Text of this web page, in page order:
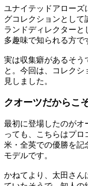
ユナイテッドアローズ
グコレクションとして
ランドディレクターと
多趣味で知られる方で
実は収集癖があるそう
と。今回は、コレク
見しました。
クオーツだからこ
最初に登場したのがオ
っても、こちらはプ
米・全英での優勝を記
モデルです。
かねてより、太田さん